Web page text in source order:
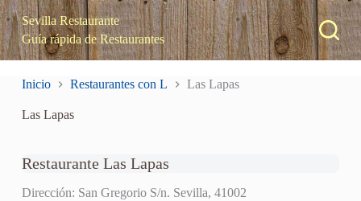
S
a
l
t
n
Sevilla Restaurante
Guía rápida de Restaurantes
Inicio Restaurantes con L Las Lapas
Las Lapas
Restaurante Las Lapas
Dirección: San Gregorio S/n. Sevilla, 41002